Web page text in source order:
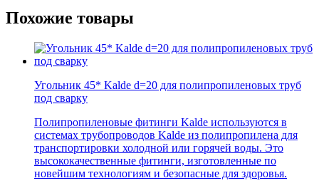
Похожие товары
Угольник 45* Kalde d=20 для полипропиленовых труб
под сварку
Полипропиленовые фитинги Kalde используются в
системах трубопроводов Kalde из полипропилена для
транспортировки холодной или горячей воды. Это
высококачественные фитинги, изготовленные по
новейшим технологиям и безопасные для здоровья.